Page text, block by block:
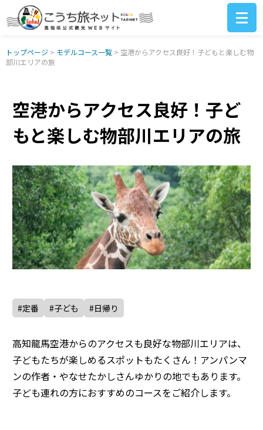
トップページ > モデルコース一覧 > 空港からアクセス良好！子どもと楽しむ物
部川エリアの旅
空港からアクセス良好！子ど
もと楽しむ物部川エリアの旅
#定番 #子ども #日帰り
高知龍馬空港からのアクセスも良好な物部川エリアは、
子どもたちが楽しめるスポットもたくさん！アンパンマ
ンの作者・やなせたかしさんゆかりの地でもあります。
子ども連れの方におすすめのコースをご紹介します。